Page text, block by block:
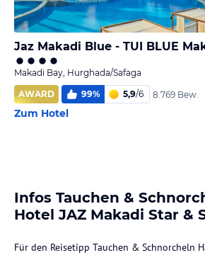
Makadi Bay, Hurghada/Safaga
AWARD
99% 5,9/6 8.769 Bew.
Zum Hotel
Infos Tauchen &
Hotel JAZ Makadi Star &
Für den Reisetipp Tauchen & Schnorcheln